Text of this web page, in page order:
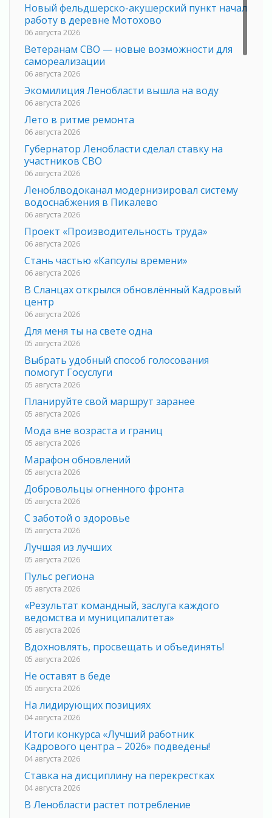
Новый фельдшерско-акушерский пункт начал
работу в деревне Мотохово
06 августа 2026
Ветеранам СВО — новые возможности для
самореализации
06 августа 2026
Экомилиция Ленобласти вышла на воду
06 августа 2026
Лето в ритме ремонта
06 августа 2026
Губернатор Ленобласти сделал ставку на
участников СВО
06 августа 2026
Леноблводоканал модернизировал систему
водоснабжения в Пикалево
06 августа 2026
Проект «Производительность труда»
06 августа 2026
Стань частью «Капсулы времени»
06 августа 2026
В Сланцах открылся обновлённый Кадровый
центр
06 августа 2026
Для меня ты на свете одна
05 августа 2026
Выбрать удобный способ голосования
помогут Госуслуги
05 августа 2026
Планируйте свой маршрут заранее
05 августа 2026
Мода вне возраста и границ
05 августа 2026
Марафон обновлений
05 августа 2026
Добровольцы огненного фронта
05 августа 2026
С заботой о здоровье
05 августа 2026
Лучшая из лучших
05 августа 2026
Пульс региона
05 августа 2026
«Результат командный, заслуга каждого
ведомства и муниципалитета»
05 августа 2026
Вдохновлять, просвещать и объединять!
05 августа 2026
Не оставят в беде
05 августа 2026
На лидирующих позициях
04 августа 2026
Итоги конкурса «Лучший работник
Кадрового центра – 2026» подведены!
04 августа 2026
Ставка на дисциплину на перекрестках
04 августа 2026
В Ленобласти растет потребление